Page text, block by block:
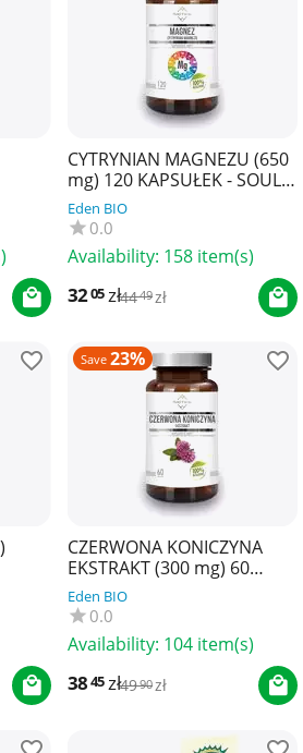
CYTRYNIAN MAGNEZU (650
mg) 120 KAPSUŁEK - SOUL
FARM
Eden BIO
0.0
Availability: 158 item(s)
3205zł4449zł
Save 23%
CZERWONA KONICZYNA
EKSTRAKT (300 mg) 60
KAPSUŁEK - SOUL FARM
Eden BIO
0.0
Availability: 104 item(s)
3845zł4990zł